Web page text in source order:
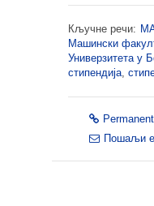
Кључне речи:
Машински
Универзитета у
стипендија
Пошаљи